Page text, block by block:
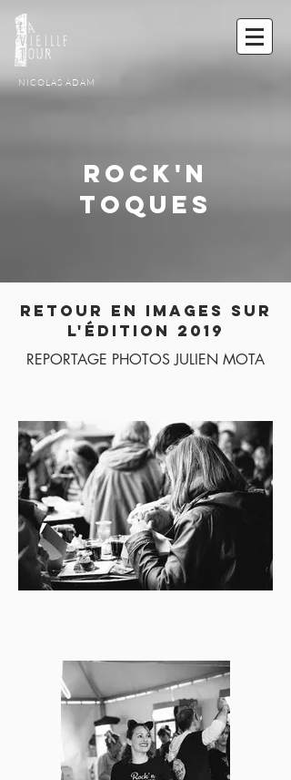
NICOLAS ADAM
ROCK'N
TOQUES
Retour en images sur
l'édition 2019
REPORTAGE PHOTOS JULIEN MOTA